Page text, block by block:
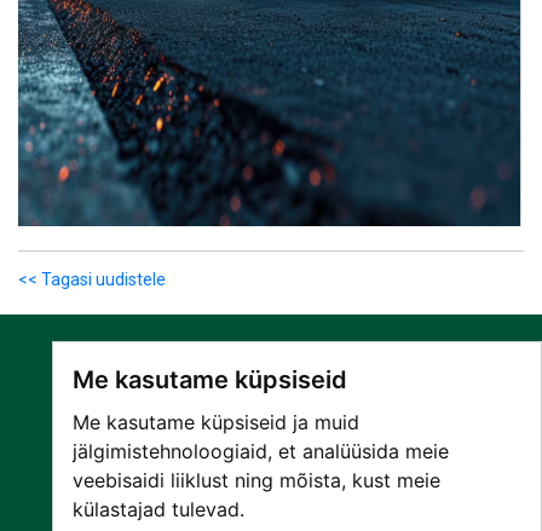
Me kasutame küpsiseid
Me kasutame küpsiseid ja muid
jälgimistehnoloogiaid, et analüüsida meie
veebisaidi liiklust ning mõista, kust meie
külastajad tulevad.
<< Tagasi uudistele
SA NARVA HAIGLA